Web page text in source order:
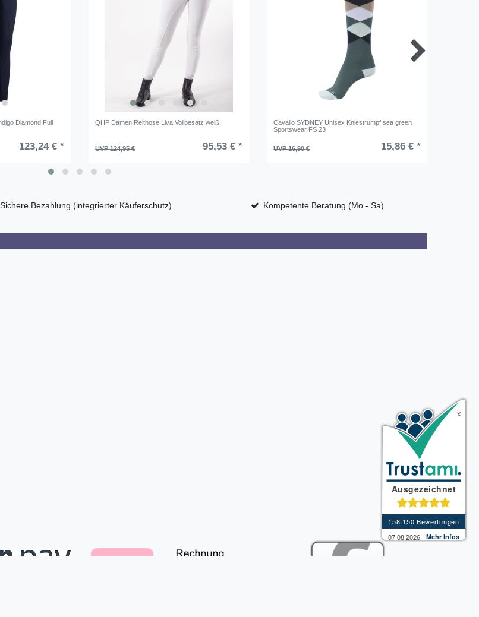
Diamond Full
123,24 € *
QHP Damen Reithose Liva Vollbesatz weiß
UVP 124,95 € 95,53 € *
Cavallo SYDNEY Unisex Kniestrumpf sea green
Sportswear FS 23
UVP 16,90 € 15,86 € *
Sichere Bezahlung (integrierter Käuferschutz) Kompetente Beratung (Mo - Sa)